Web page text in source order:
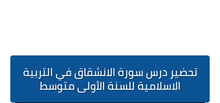
تحضير درس سورة الانشقاق في التربية
الاسلامية للسنة الأولى متوسط